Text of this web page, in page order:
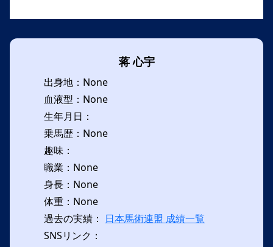
蒋 心宇
出身地：None
血液型：None
生年月日：
乗馬歴：None
趣味：
職業：None
身長：None
体重：None
過去の実績： 日本馬術連盟 成績一覧
SNSリンク：